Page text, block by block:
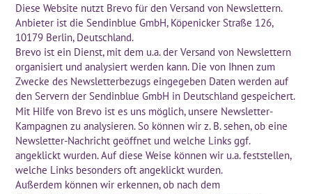
Diese Website nutzt Brevo für den Versand von Newslettern.
Anbieter ist die Sendinblue GmbH, Köpenicker Straße 126,
10179 Berlin, Deutschland.
Brevo ist ein Dienst, mit dem u.a. der Versand von Newslettern
organisiert und analysiert werden kann. Die von Ihnen zum
Zwecke des Newsletterbezugs eingegeben Daten werden auf
den Servern der Sendinblue GmbH in Deutschland gespeichert.
Mit Hilfe von Brevo ist es uns möglich, unsere Newsletter-
Kampagnen zu analysieren. So können wir z. B. sehen, ob eine
Newsletter-Nachricht geöffnet und welche Links ggf.
angeklickt wurden. Auf diese Weise können wir u.a. feststellen,
welche Links besonders oft angeklickt wurden.
Außerdem können wir erkennen, ob nach dem